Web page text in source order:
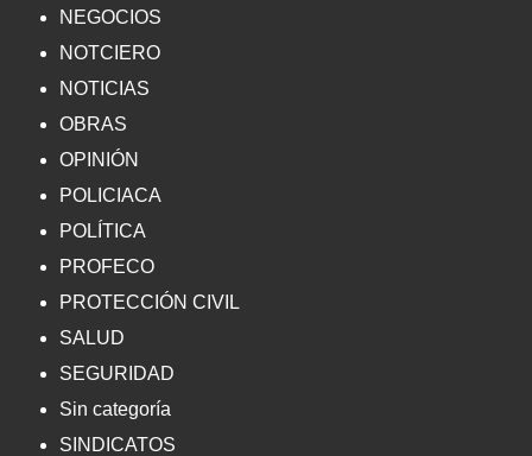
NEGOCIOS
NOTCIERO
NOTICIAS
OBRAS
OPINIÓN
POLICIACA
POLÍTICA
PROFECO
PROTECCIÓN CIVIL
SALUD
SEGURIDAD
Sin categoría
SINDICATOS